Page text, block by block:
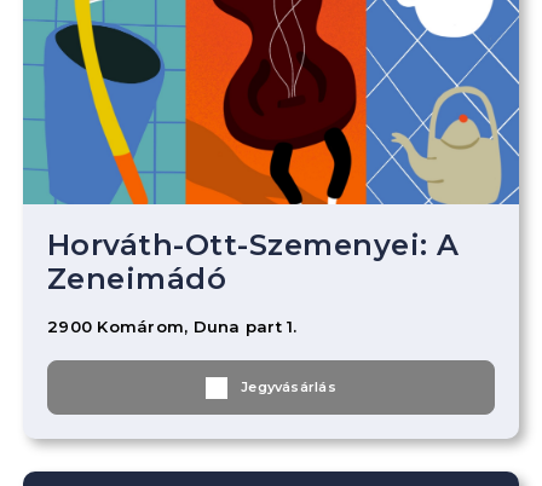
Horváth-Ott-Szemenyei: A
Zeneimádó
2900 Komárom, Duna part 1.
Jegyvásárlás